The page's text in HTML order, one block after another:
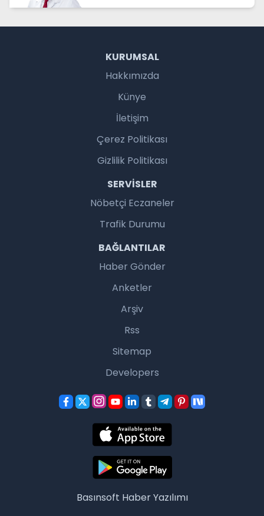
KURUMSAL
Hakkımızda
Künye
İletişim
Çerez Politikası
Gizlilik Politikası
SERVISLER
Nöbetçi Eczaneler
Trafik Durumu
BAĞLANTILAR
Haber Gönder
Anketler
Arşiv
Rss
Sitemap
Developers
Basınsoft Haber Yazılımı